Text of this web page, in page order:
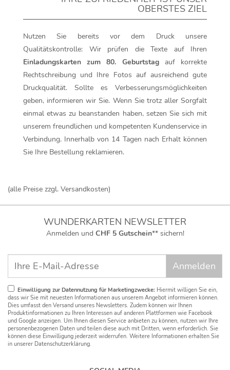
OBERSTES ZIEL
Nutzen Sie bereits vor dem Druck unsere
Qualitätskontrolle: Wir prüfen die Texte auf Ihren
Einladungskarten zum 80. Geburtstagauf korrekte
Rechtschreibung und Ihre Fotos auf ausreichend gute
Druckqualität. Sollte es Verbesserungsmöglichkeiten
geben, informieren wir Sie. Wenn Sie trotz aller Sorgfalt
einmal etwas zu beanstanden haben, setzen Sie sich mit
unserem freundlichen und kompetenten Kundenservice in
Verbindung. Innerhalb von 14 Tagen nach Erhalt können
Sie Ihre Bestellung reklamieren.
(alle Preise zzgl. Versandkosten)
WUNDERKARTEN NEWSLETTER
Anmelden und CHF 5 Gutschein** sichern!
Einwilligung zur Datennutzung für Marketingzwecke: Hiermit willigen Sie ein,
dass wir Sie mit neuesten Informationen aus unserem Angebot informieren können.
Dies umfasst den Versand unseres Newsletters. Zudem können wir Ihnen
Produktinformationen zu Ihren Interessen auf anderen Plattformen wie Facebook
und Google anzeigen. Um Ihnen diesen Service anbieten zu können, nutzen wir Ihre
personenbezogenen Daten und teilen diese auch mit Dritten, wenn erforderlich. Sie
können diese Einwilligung jederzeit widerrufen. Weitere Informationen erhalten Sie
in unserer Datenschutzerklärung.